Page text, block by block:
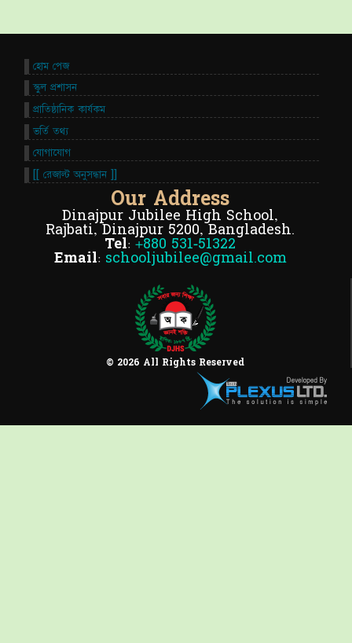
© 2026 All Rights Reserved
Our Address
Dinajpur Jubilee High School,
Rajbati, Dinajpur 5200, Bangladesh.
Tel: +880 531-51322
Email: schooljubilee@gmail.com
হোম পেজ
স্কুল প্রশাসন
প্রাতিষ্ঠানিক কার্যকম
ভর্তি তথ্য
যোগাযোগ
[[ রেজাল্ট অনুসন্ধান ]]